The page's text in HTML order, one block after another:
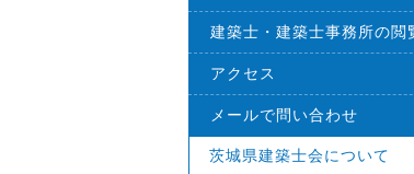
建築士・建築士事務所の閲
アクセス
メールで問い合わせ
茨城県建築士会について